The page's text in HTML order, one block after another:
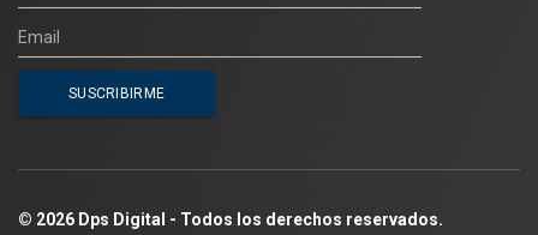
© 2026 Dps Digital - Todos los derechos reservados.